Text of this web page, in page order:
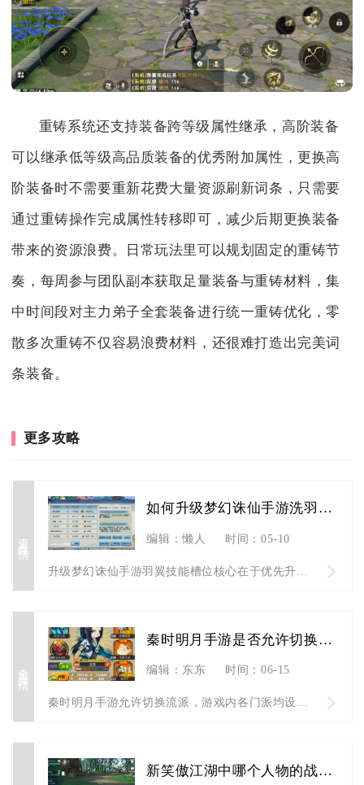
重铸系统还支持装备跨等级属性继承，高阶装备
可以继承低等级高品质装备的优秀附加属性，更换高
阶装备时不需要重新花费大量资源刷新词条，只需要
通过重铸操作完成属性转移即可，减少后期更换装备
带来的资源浪费。日常玩法里可以规划固定的重铸节
奏，每周参与团队副本获取足量装备与重铸材料，集
中时间段对主力弟子全套装备进行统一重铸优化，零
散多次重铸不仅容易浪费材料，还很难打造出完美词
条装备。
更多攻略
如何升级梦幻诛仙手游洗羽翼技能槽位
编辑：懒人 时间：05-10
升级梦幻诛仙手游羽翼技能槽位核心在于优先升阶解锁槽位、精准把...
查看详情
秦时明月手游是否允许切换流派
编辑：东东 时间：06-15
秦时明月手游允许切换流派，游戏内各门派均设有双流派体系，满足...
新笑傲江湖中哪个人物的战斗能力表现最出色